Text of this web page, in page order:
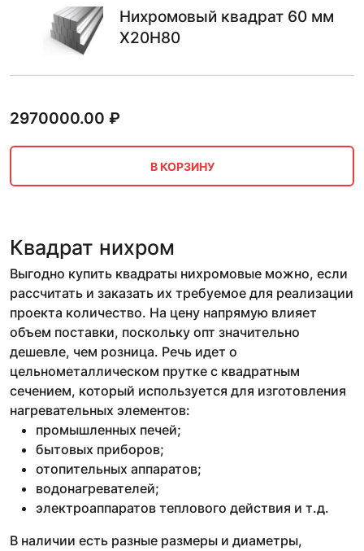
Нихромовый квадрат 60 мм
Х20Н80
2970000.00 ₽
В КОРЗИНУ
Квадрат нихром
Выгодно купить квадраты нихромовые можно, если
рассчитать и заказать их требуемое для реализации
проекта количество. На цену напрямую влияет
объем поставки, поскольку опт значительно
дешевле, чем розница. Речь идет о
цельнометаллическом прутке с квадратным
сечением, который используется для изготовления
нагревательных элементов:
промышленных печей;
бытовых приборов;
отопительных аппаратов;
водонагревателей;
электроаппаратов теплового действия и т.д.
В наличии есть разные размеры и диаметры,